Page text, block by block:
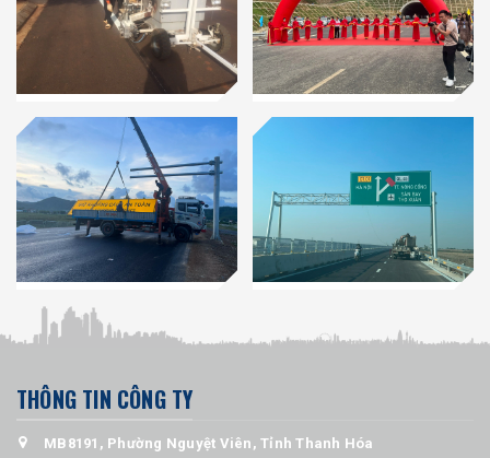
THÔNG TIN CÔNG TY
MB8191, Phường Nguyệt Viên, Tỉnh Thanh Hóa